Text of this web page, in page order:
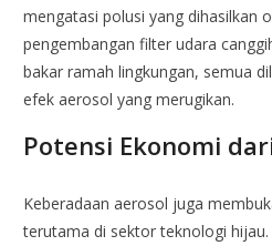
mengatasi polusi yang dihasilkan
pengembangan filter udara
bakar ramah lingkungan, semua
efek aerosol yang merugikan.
Potensi Ekonomi
Keberadaan aerosol juga
terutama di sektor teknologi